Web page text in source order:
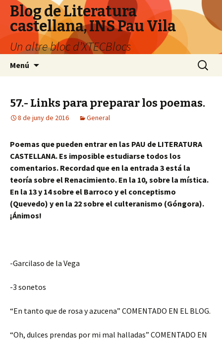
Blog de Literatura
castellana, INS Pau Vila
Un altre bloc d’XTECBlocs
Menú Cerca:
57.- Links para preparar los poemas.
8 de juny de 2016 General
Poemas que pueden entrar en las PAU de LITERATURA
CASTELLANA. Es imposible estudiarse todos los
comentarios. Recordad que en la entrada 3 está la
teoría sobre el Renacimiento. En la 10, sobre la mística.
En la 13 y 14 sobre el Barroco y el conceptismo
(Quevedo) y en la 22 sobre el culteranismo (Góngora).
¡Ánimos!
-Garcilaso de la Vega
-3 sonetos
“En tanto que de rosa y azucena” COMENTADO EN EL BLOG.
“Oh, dulces prendas por mi mal halladas” COMENTADO EN